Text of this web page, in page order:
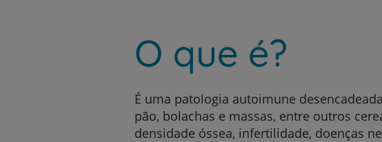
O que é?
É uma patologia autoimune
pão, bolachas e massas, entre outros
densidade óssea, infertilidade, doenças